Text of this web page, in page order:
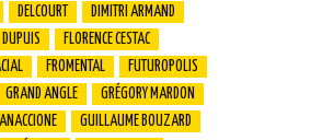
DELCOURT
DIMITRI ARMAND
DUPUIS
FLORENCE CESTAC
FROMENTAL
FUTUROPOLIS
GRAND ANGLE
GRÉGORY MARDON
GUILLAUME BOUZARD